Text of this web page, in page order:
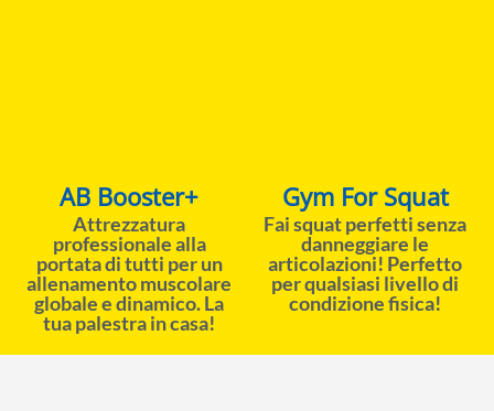
AB Booster+
Attrezzatura
professionale alla
portata di tutti per un
allenamento muscolare
globale e dinamico. La
tua palestra in casa!
Gym For Squat
Fai squat perfetti senza
danneggiare le
articolazioni! Perfetto
per qualsiasi livello di
condizione fisica!